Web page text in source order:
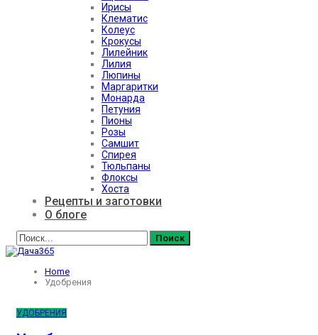
Ирисы
Клематис
Колеус
Крокусы
Лилейник
Лилия
Люпины
Маргаритки
Монарда
Петуния
Пионы
Розы
Самшит
Спирея
Тюльпаны
Флоксы
Хоста
Рецепты и заготовки
О блоге
Home
Удобрения
УДОБРЕНИЯ